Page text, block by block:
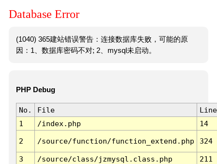
Database Error
(1040) 365建站错误警告：连接数据库失败，可能的原
因：1、数据库密码不对; 2、mysql未启动。
PHP Debug
No. File
Line
1
/index.php 14
2 /source/function/function_extend.php 324
3 /source/class/jzmysql.class.php
211